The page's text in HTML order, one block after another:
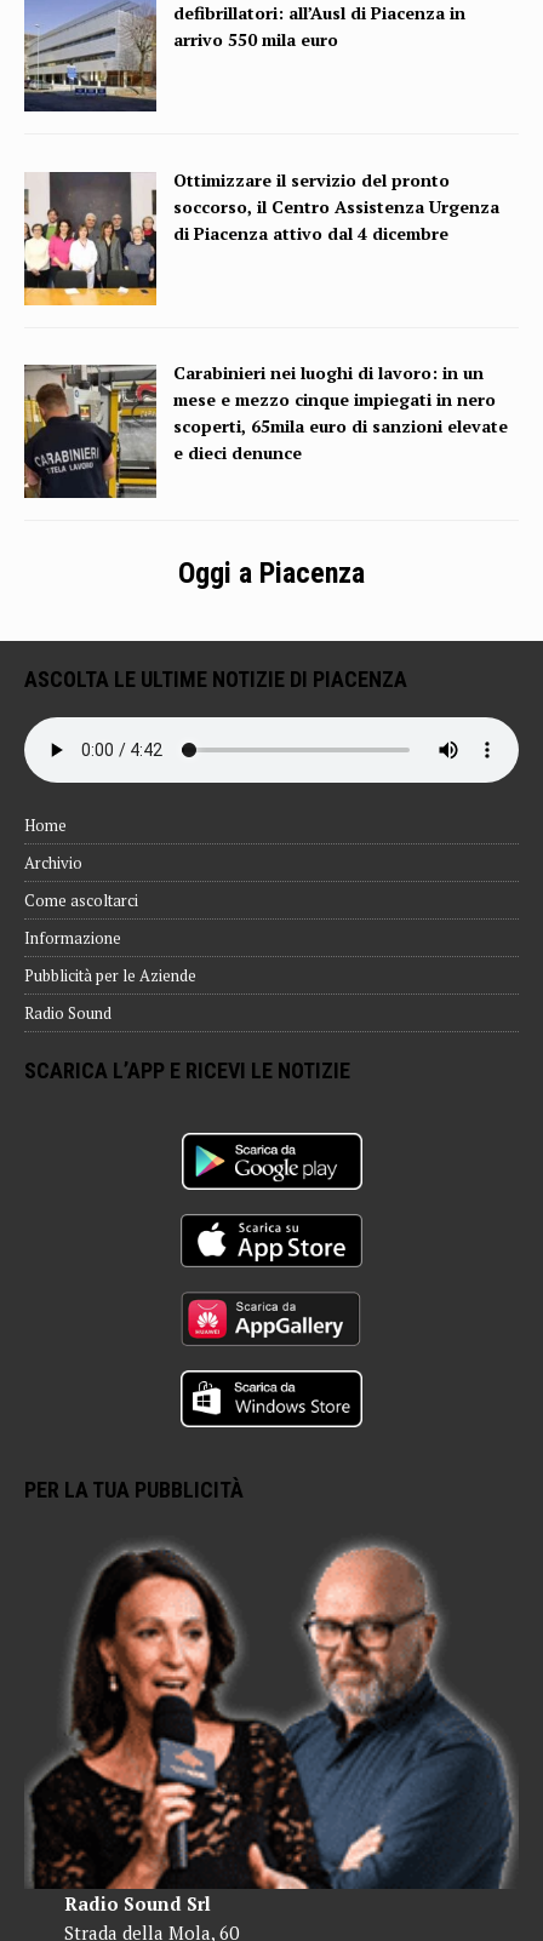
defibrillatori: all’Ausl di Piacenza in
arrivo 550 mila euro
Ottimizzare il servizio del pronto
soccorso, il Centro Assistenza Urgenza
di Piacenza attivo dal 4 dicembre
Carabinieri nei luoghi di lavoro: in un
mese e mezzo cinque impiegati in nero
scoperti, 65mila euro di sanzioni elevate
e dieci denunce
Oggi a Piacenza
ASCOLTA LE ULTIME NOTIZIE DI PIACENZA
Home
Archivio
Come ascoltarci
Informazione
Pubblicità per le Aziende
Radio Sound
SCARICA L’APP E RICEVI LE NOTIZIE
PER LA TUA PUBBLICITÀ
Radio Sound Srl
Strada della Mola, 60